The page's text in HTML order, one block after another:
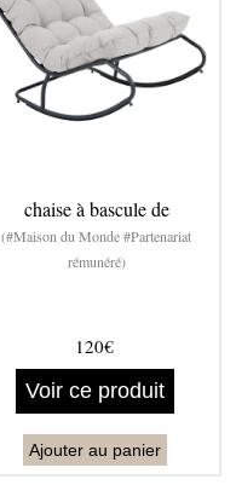
chaise à bascule de
(#Maison du Monde #Partenariat
rémunéré)
120€
Voir ce produit
Ajouter au panier